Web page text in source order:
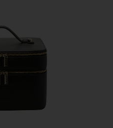
СУМОЧКА-КОСМЕТИЧКА DUO